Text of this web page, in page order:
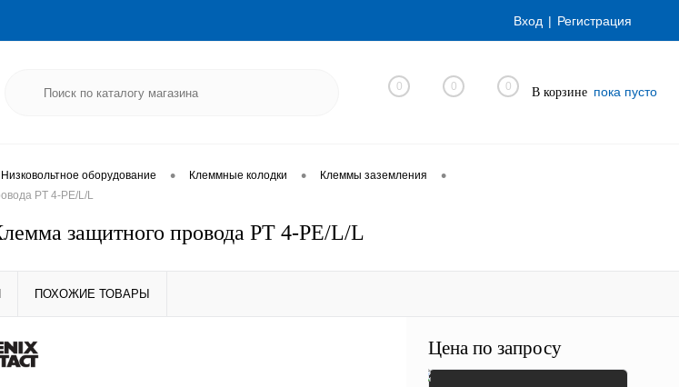
Вход Регистрация
0 0 0 В корзине пока пусто
Низковольтное оборудование • Клеммные колодки • Клеммы заземления •
PT 4-PE/L/L
защитного провода PT 4-PE/L/L
ПОХОЖИЕ ТОВАРЫ
Цена по запросу